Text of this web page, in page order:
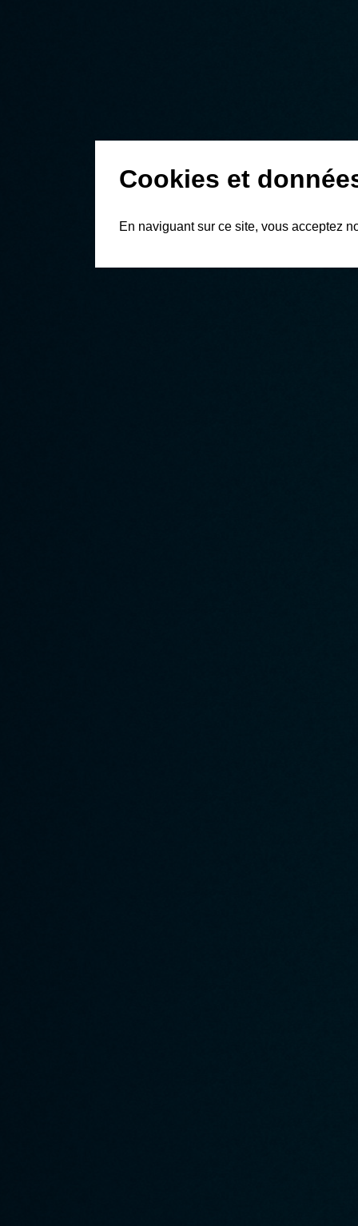
Cookies et
En naviguant sur ce site, vous acceptez